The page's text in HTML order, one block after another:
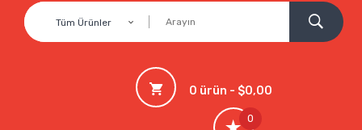
Tüm Ürünler
0 ürün - $0,00
0